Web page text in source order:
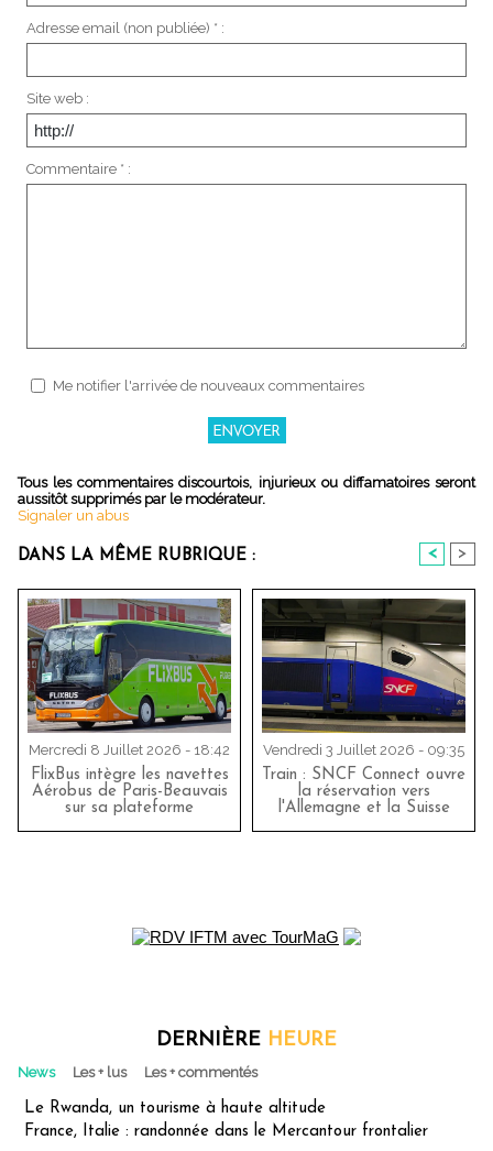
Adresse email (non publiée) * :
Site web :
Commentaire * :
Me notifier l'arrivée de nouveaux commentaires
Tous les commentaires discourtois, injurieux ou diffamatoires seront
aussitôt supprimés par le modérateur.
Signaler un abus
DANS LA MÊME RUBRIQUE : < >
Mercredi 8 Juillet 2026 - 18:42
FlixBus intègre les navettes
Aérobus de Paris-Beauvais
sur sa plateforme
Vendredi 3 Juillet 2026 - 09:35
Train : SNCF Connect ouvre
la réservation vers
l'Allemagne et la Suisse
DERNIÈRE HEURE
News Les + lus Les + commentés
Le Rwanda, un tourisme à haute altitude
France, Italie : randonnée dans le Mercantour frontalier